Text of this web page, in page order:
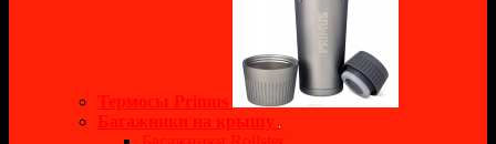
Термосы Primus
Багажники на крышу